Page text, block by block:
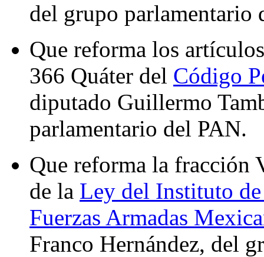
del grupo parlamentario
Que reforma los
366 Quáter del Código
diputado Guillermo
parlamentario del PAN.
Que reforma la fracción
de la Ley del Instituto
Fuerzas Armadas
Franco Hernández, del